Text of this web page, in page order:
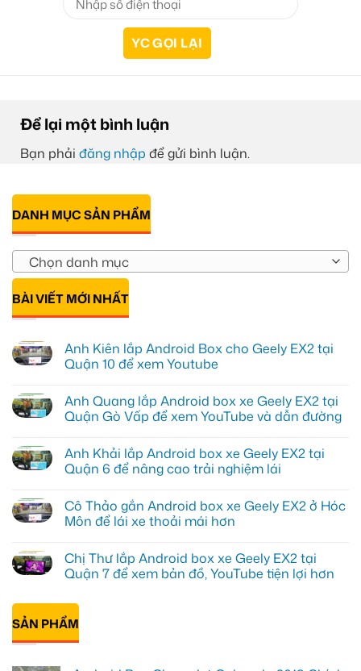
Để lại một bình luận
Bạn phải đăng nhập để gửi bình luận.
DANH MỤC SẢN PHẨM
Chọn danh mục
BÀI VIẾT MỚI NHẤT
Anh Kiên lắp Android Box cho Geely EX2 tại
Quận 10 để xem Youtube
bình
luận
ở
lắp
Android
Box
EX2
tại
Quận
xem
Youtube
Anh Quang lắp Android box xe Geely EX2 tại
Quận Gò Vấp để xem YouTube và dẫn đường
bình
luận
ở
lắp
Android
box
EX2
tại
Quận
xem
YouTube
và
Anh Khải lắp Android box xe Geely EX2 tại
Quận 6 để nâng cao trải nghiệm lái
bình
luận
ở
lắp
Android
box
EX2
tại
Quận
6
Cô Thảo gắn Android box xe Geely EX2 ở Hóc
Môn để lái xe thoải mái hơn
bình
luận
ở
gắn
Android
box
xe
Chị Thư lắp Android box xe Geely EX2 tại
Quận 7 để xem bản đồ, YouTube tiện lợi hơn
có
luận
ở
Chị
SẢN PHẨM